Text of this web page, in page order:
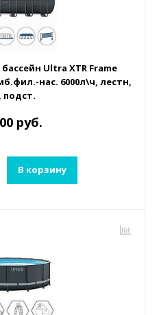
Ultra XTR Frame
нас. 6000л\ч, лестн,
подст.
руб.
В корзину